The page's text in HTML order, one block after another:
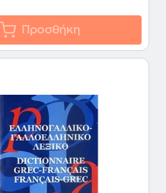
Προσθήκη